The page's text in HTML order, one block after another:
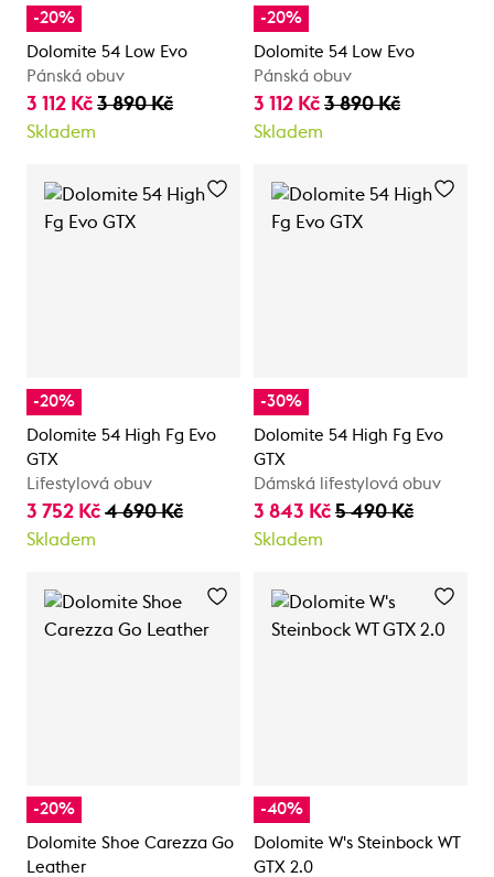
-20%
Dolomite 54 Low Evo
Pánská obuv
3 112 Kč 3 890 Kč
Skladem
-20%
Dolomite 54 Low Evo
Pánská obuv
3 112 Kč 3 890 Kč
Skladem
-20%
Dolomite 54 High Fg Evo
GTX
Lifestylová obuv
3 752 Kč 4 690 Kč
Skladem
-30%
Dolomite 54 High Fg Evo
GTX
Dámská lifestylová obuv
3 843 Kč 5 490 Kč
Skladem
-20%
Dolomite Shoe Carezza Go
Leather
-40%
Dolomite W's Steinbock WT
GTX 2.0